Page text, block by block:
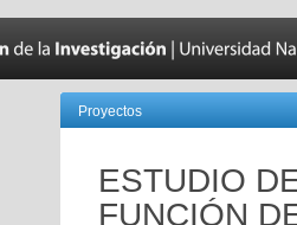
Proyectos
ESTUDIO
FUNCIÓN